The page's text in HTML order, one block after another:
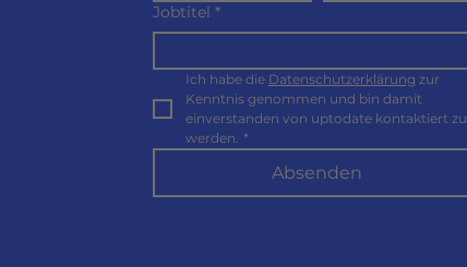
Jobtitel *
Ich habe die Datenschutzerklärung zur
Kenntnis genommen und bin damit
einverstanden von uptodate kontaktiert zu
werden. *
Absenden